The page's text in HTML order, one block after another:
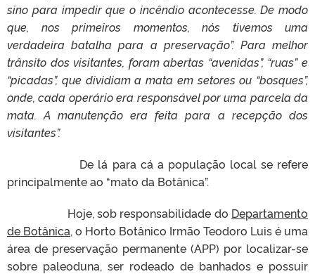
sino para impedir que o incêndio acontecesse. De modo
que, nos primeiros momentos, nós tivemos uma
verdadeira batalha para a preservação”. Para melhor
trânsito dos visitantes, foram abertas “avenidas”, “ruas” e
“picadas”, que dividiam a mata em setores ou “bosques”,
onde, cada operário era responsável por uma parcela da
mata. A manutenção era feita para a recepção dos
visitantes”.
De lá para cá a população local se refere
principalmente ao “mato da Botânica”.
Hoje, sob responsabilidade do Departamento
de Botânica, o Horto Botânico Irmão Teodoro Luis é uma
área de preservação permanente (APP) por localizar-se
sobre paleoduna, ser rodeado de banhados e possuir